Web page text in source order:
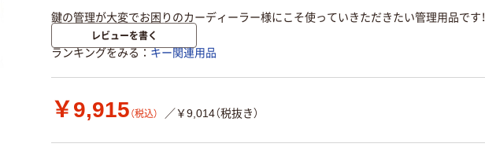
鍵の管理が大変でお困りのカーディーラー様にこそ使っていきただきたい管理用品です！
レビューを書く
ランキングをみる キー関連用品
￥9,915 （税込） ／￥9,014（税抜き）